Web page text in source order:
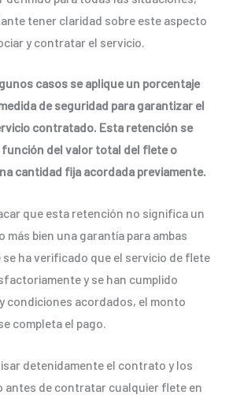
tener claridad sobre este aspecto
y contratar el servicio.
casos se aplique un porcentaje
de seguridad para garantizar el
contratado. Esta retención se
función del valor total del flete o
cantidad fija acordada previamente.
que esta retención no significa un
más bien una garantía para ambas
se ha verificado que el servicio de flete
y se han cumplido
condiciones acordados, el monto
completa el pago.
detenidamente el contrato y los
antes de contratar cualquier flete en